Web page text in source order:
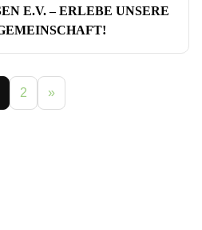
E.V. – ERLEBE UNSERE
2 »